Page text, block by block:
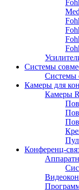
Системы
Системы
Камеры для
Камеры
Конференц-